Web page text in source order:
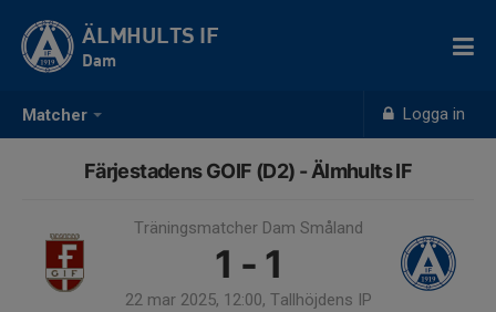
Matcher Logga in
ÄLMHULTS IF
Dam
Färjestadens GOIF (D2) - Älmhults IF
Träningsmatcher Dam Småland
1 - 1
22 mar 2025, 12:00, Tallhöjdens IP